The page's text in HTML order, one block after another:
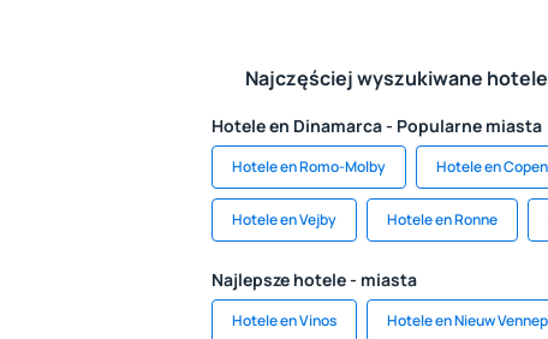
Najczęściej wyszukiwane
Hotele en Dinamarca - Popularne miasta
Hotele en Romo-Molby Hotele en
Hotele en Vejby Hotele en Ronne
Najlepsze hotele - miasta
Hotele en Vinos Hotele en Nieuw Vennep